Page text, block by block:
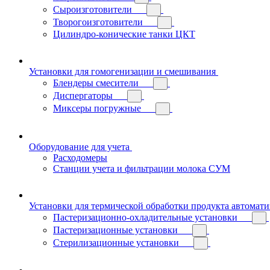
Сыроизготовители
Творогоизготовители
Цилиндро-конические танки ЦКТ
Установки для гомогенизации и смешивания
Блендеры смесители
Диспергаторы
Миксеры погружные
Оборудование для учета
Расходомеры
Станции учета и фильтрации молока СУМ
Установки для термической обработки продукта
Пастеризационно-охладительные установки
Пастеризационные установки
Стерилизационные установки